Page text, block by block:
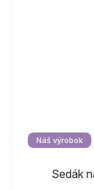
Náš výrobok
Sedák